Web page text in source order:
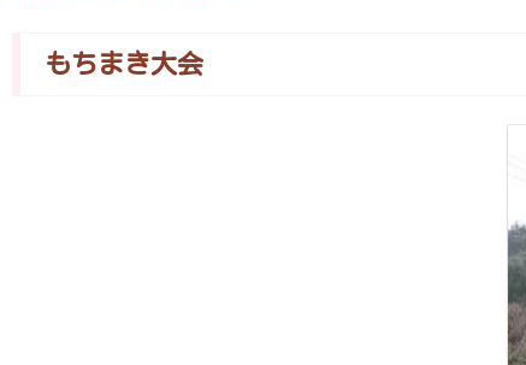
もちまき大会